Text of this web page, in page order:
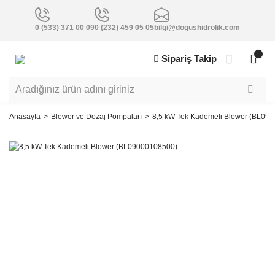
0 (533) 371 00 090 (232) 459 05 05bilgi@dogushidrolik.com
Sipariş Takip
Anasayfa Blower ve Dozaj Pompaları 8,5 kW Tek Kademeli Blower